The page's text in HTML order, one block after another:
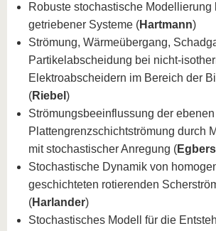
Robuste stochastische Modellierung
getriebener Systeme (Hartmann)
Strömung, Wärmeübergang,
Partikelabscheidung bei nicht-
Elektroabscheidern im Bereich der
(Riebel )
Strömungsbeeinflussung der
Plattengrenzschichtströmung durch
mit stochastischer Anregung (Egbers
Stochastische Dynamik von
geschichteten rotierenden
(Harlander)
Stochastisches Modell für die